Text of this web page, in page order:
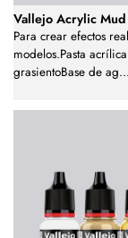
Vallejo Acrylic
Para crear efectos
modelos.Pasta
grasientoBase de ag...